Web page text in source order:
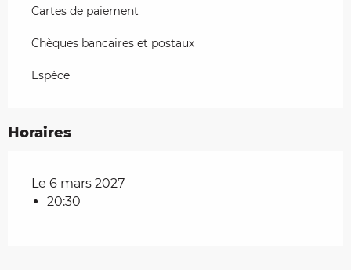
Cartes de paiement
Chèques bancaires et postaux
Espèce
Horaires
Le 6 mars 2027
20:30